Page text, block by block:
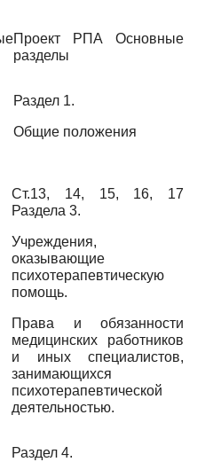
Проект РПА Основные
разделы
Раздел 1.
Общие положения
Ст.13, 14, 15, 16, 17
Раздела 3.
Учреждения,
оказывающие
психотерапевтическую
помощь.
Права и обязанности
медицинских работников
и иных специалистов,
занимающихся
психотерапевтической
деятельностью.
Раздел 4.